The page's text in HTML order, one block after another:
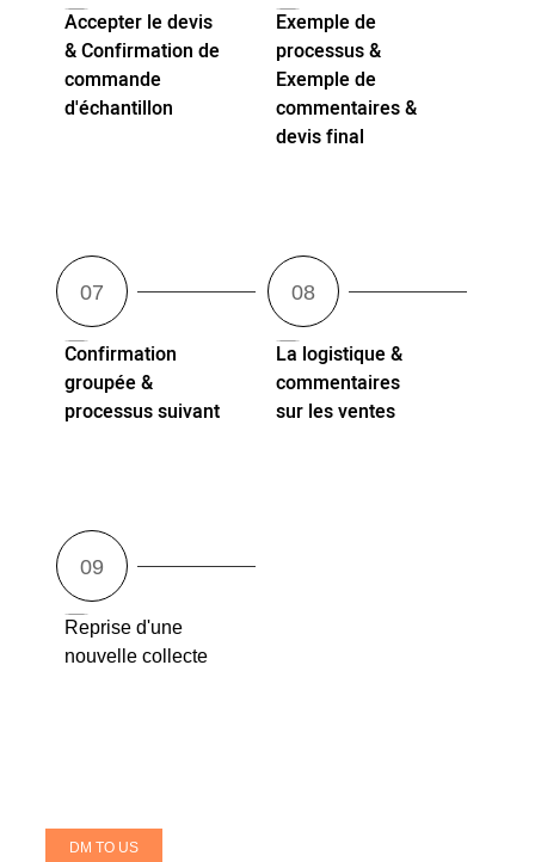
Accepter le devis
& Confirmation de
commande
d'échantillon
Exemple de
processus &
Exemple de
commentaires &
devis final
Confirmation
groupée &
processus suivant
La logistique &
commentaires
sur les ventes
Reprise d'une
nouvelle collecte
DM TO US